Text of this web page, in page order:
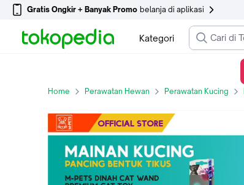
Gratis Ongkir + Banyak Promo belanja di aplikasi
Kategori
Home Perawatan Hewan Perawatan Kucing